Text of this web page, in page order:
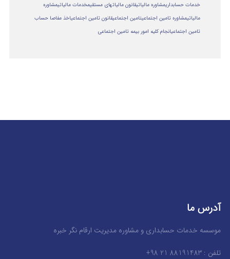
خدمات حسابداریمشاوره مالیاتیقانون مالیاتهای مستقیمخدمات مالیاتیمشاوره
مالياتيمشاوره تامین اجتماعیتامین اجتماعیقانون تامین اجتماعیاخذ مفاصا حساب
تامین اجتماعیانجام کلیه امور بیمه تامین اجتماعی
آدرس ما
موسسه خدمات حسابداری و مشاوره مدیریت ارقام نگر خبره
تلفن : 88191483 21 98+